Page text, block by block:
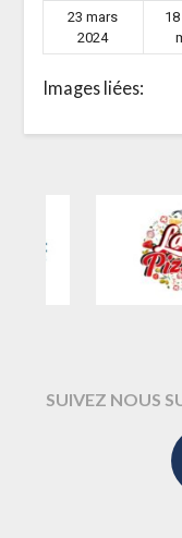
23 mars
2024
Images liées:
SUIVEZ NOUS